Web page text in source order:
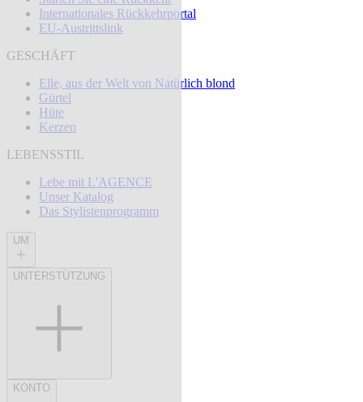
Internationales Rückkehrportal
EU-Austrittslink
GESCHÄFT
Elle, aus der Welt von Natürlich blond
Gürtel
Hüte
Kerzen
LEBENSSTIL
Lebe mit L'AGENCE
Unser Katalog
Das Stylistenprogramm
UM
UNTERSTÜTZUNG
KONTO